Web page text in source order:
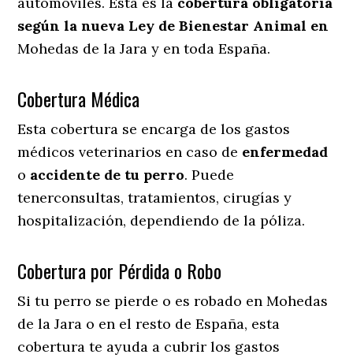
según la nueva Ley de Bienestar Animal en
Mohedas de la Jara y en toda España.
Cobertura Médica
Esta cobertura se encarga de los gastos
médicos veterinarios en caso de enfermedad
o accidente de tu perro. Puede
tenerconsultas, tratamientos, cirugías y
hospitalización, dependiendo de la póliza.
Cobertura por Pérdida o Robo
Si tu perro se pierde o es robado en Mohedas
de la Jara o en el resto de España, esta
cobertura te ayuda a cubrir los gastos